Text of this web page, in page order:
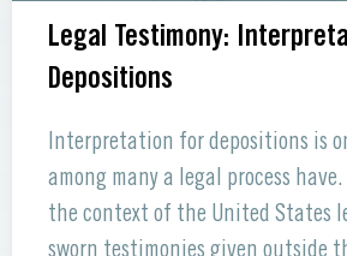
Legal Testimony:
Depositions
Interpretation for depositions is
among many a legal process
the context of the United States
sworn testimonies given outside